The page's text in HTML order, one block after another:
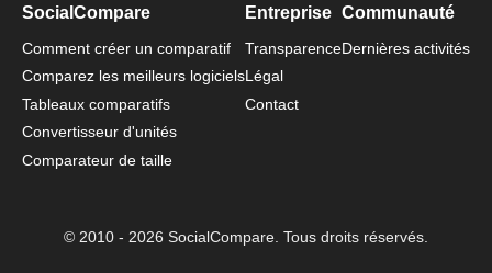
SocialCompare
Comment créer un comparatif
Comparez les meilleurs logiciels
Tableaux comparatifs
Convertisseur d'unités
Comparateur de taille
Entreprise
Transparence
Légal
Contact
Communauté
Dernières activités
© 2010 - 2026 SocialCompare. Tous droits réservés.